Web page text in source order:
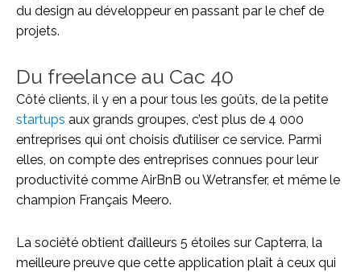
du design au développeur en passant par le chef de
projets.
Du freelance au Cac 40
Côté clients, il y en a pour tous les goûts, de la petite
startups aux grands groupes, c’est plus de 4 000
entreprises qui ont choisis d’utiliser ce service. Parmi
elles, on compte des entreprises connues pour leur
productivité comme AirBnB ou Wetransfer, et même le
champion Français Meero.
La société obtient d’ailleurs 5 étoiles sur Capterra, la
meilleure preuve que cette application plaît à ceux qui